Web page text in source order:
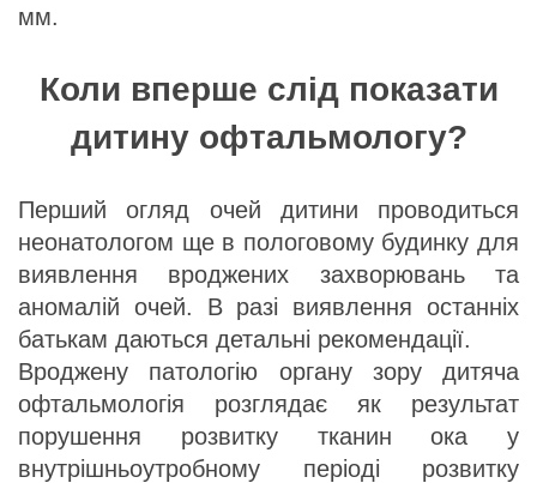
мм.
Коли вперше слід показати
дитину офтальмологу?
Перший огляд очей дитини проводиться
неонатологом ще в пологовому будинку для
виявлення вроджених захворювань та
аномалій очей. В разі виявлення останніх
батькам даються детальні рекомендації.
Вроджену патологію органу зору дитяча
офтальмологія розглядає як результат
порушення розвитку тканин ока у
внутрішньоутробному періоді розвитку